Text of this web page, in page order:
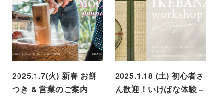
2025.1.7(火) 新春 お餅
つき & 営業のご案内
2025.1.18 (土) 初心者さ
ん歓迎！いけばな体験 –